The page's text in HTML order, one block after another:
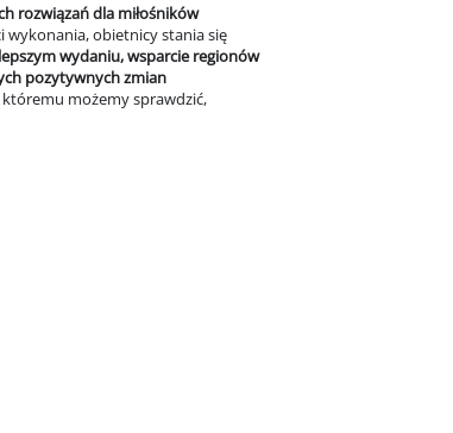
rozwiązań dla miłośników
wykonania, obietnicy stania się
wydaniu, wsparcie regionów
pozytywnych zmian
możemy sprawdzić,